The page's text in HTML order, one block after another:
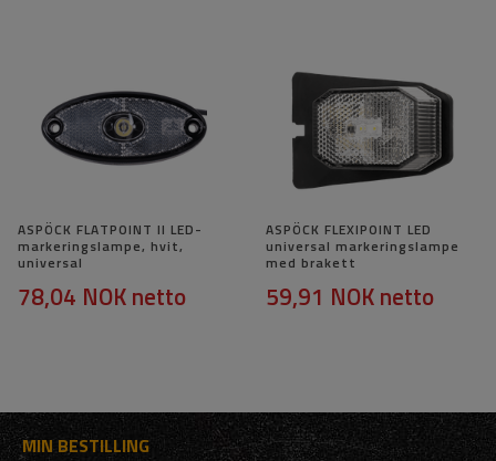
ASPÖCK FLATPOINT II LED-
markeringslampe, hvit,
universal
78,04 NOKnetto
ASPÖCK FLEXIPOINT LED
universal markeringslampe
med brakett
59,91 NOKnetto
MIN BESTILLING